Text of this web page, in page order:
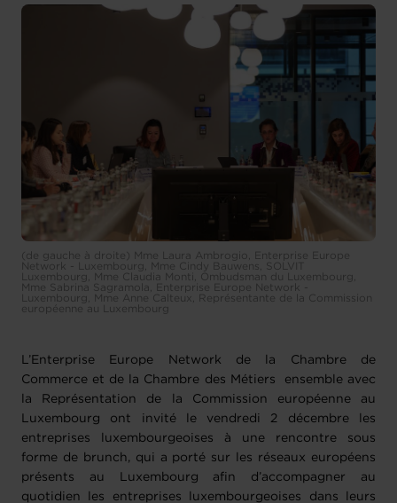
(de gauche à droite) Mme Laura Ambrogio, Enterprise Europe
Network - Luxembourg, Mme Cindy Bauwens, SOLVIT
Luxembourg, Mme Claudia Monti, Ombudsman du Luxembourg,
Mme Sabrina Sagramola, Enterprise Europe Network -
Luxembourg, Mme Anne Calteux, Représentante de la Commission
européenne au Luxembourg
L’Enterprise Europe Network de la Chambre de
Commerce et de la Chambre des Métiers ensemble avec
la Représentation de la Commission européenne au
Luxembourg ont invité le vendredi 2 décembre les
entreprises luxembourgeoises à une rencontre sous
forme de brunch, qui a porté sur les réseaux européens
présents au Luxembourg afin d’accompagner au
quotidien les entreprises luxembourgeoises dans leurs